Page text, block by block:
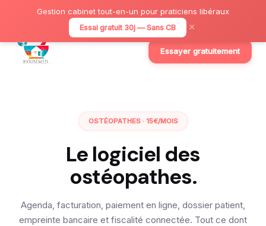
Gestion cabinet tout-en-un pour praticiens libéraux
Essai gratuit 30j — Sans CB ×
Essayer gratuitement
OSTÉOPATHES · 15€/MOIS
Le logiciel des
ostéopathes.
Agenda, facturation, paiement en ligne, dossier patient,
empreinte bancaire et fiscalité connectée. Tout ce dont